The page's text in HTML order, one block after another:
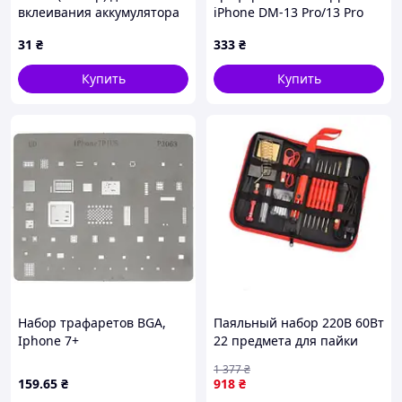
нашим менеджером – консультантом.
вклеивания аккумулятора
31 ₴
Купить
iPhone DM-13 Pro/13 Pro
микросхем с дисплейного
модуля
333 ₴
Купить
Набор трафаретов BGA,
Iphone 7+
159.65 ₴
Паяльный набор 220В 60Вт
22 предмета для пайки
футляре FLAME
918 ₴
1 377₴